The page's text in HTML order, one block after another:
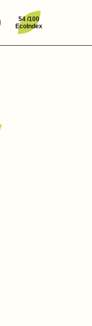
54 /100
EcoIndex